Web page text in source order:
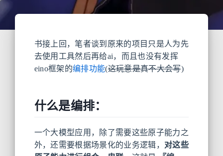
书接上回，笔者谈到原来的项目只是人为先
去使用工具然后再给ai，而且也没有发挥
eino框架的编排功能(这玩意是真不大会写)
什么是编排：
一个大模型应用，除了需要这些原子能力之
外，还需要根据场景化的业务逻辑， 对这些